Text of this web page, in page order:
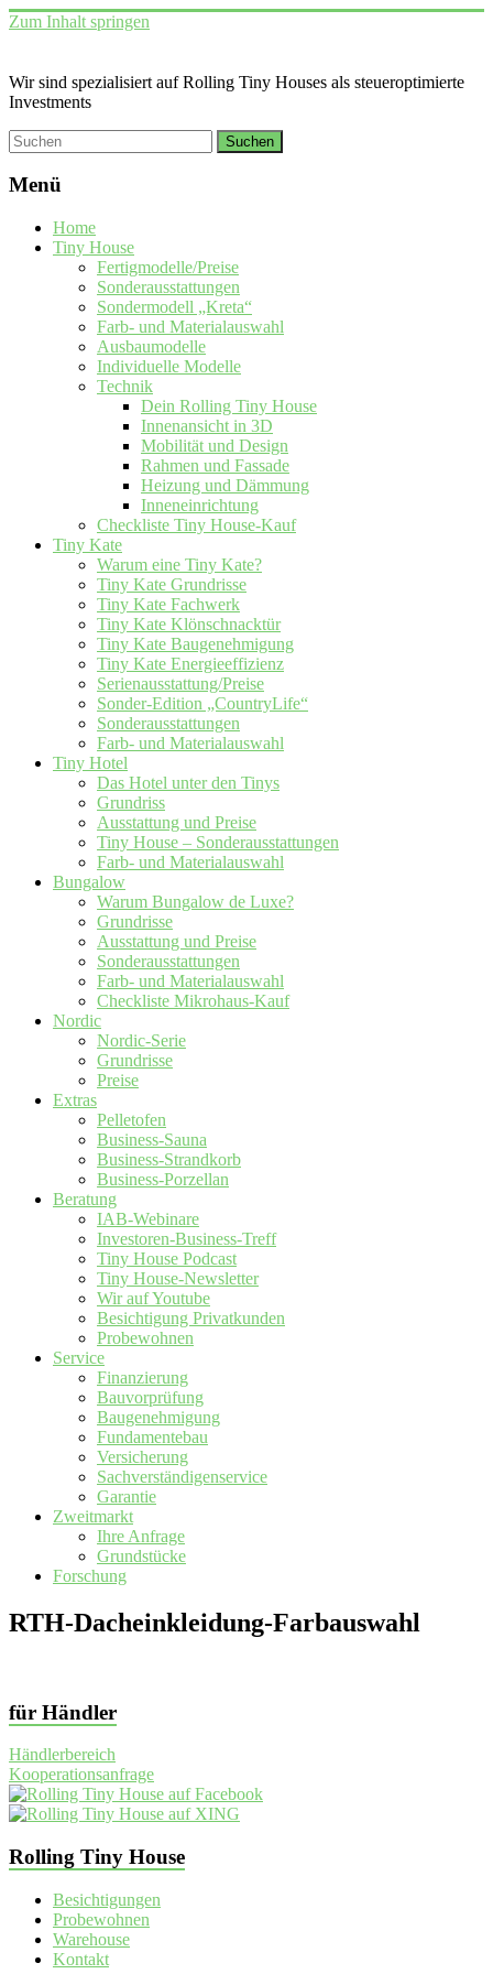
Zum Inhalt springen
Wir sind spezialisiert auf Rolling Tiny Houses als steueroptimierte
Investments
Menü
Home
Tiny House
Fertigmodelle/Preise
Sonderausstattungen
Sondermodell „Kreta“
Farb- und Materialauswahl
Ausbaumodelle
Individuelle Modelle
Technik
Dein Rolling Tiny House
Innenansicht in 3D
Mobilität und Design
Rahmen und Fassade
Heizung und Dämmung
Inneneinrichtung
Checkliste Tiny House-Kauf
Tiny Kate
Warum eine Tiny Kate?
Tiny Kate Grundrisse
Tiny Kate Fachwerk
Tiny Kate Klönschnacktür
Tiny Kate Baugenehmigung
Tiny Kate Energieeffizienz
Serienausstattung/Preise
Sonder-Edition „CountryLife“
Sonderausstattungen
Farb- und Materialauswahl
Tiny Hotel
Das Hotel unter den Tinys
Grundriss
Ausstattung und Preise
Tiny House – Sonderausstattungen
Farb- und Materialauswahl
Bungalow
Warum Bungalow de Luxe?
Grundrisse
Ausstattung und Preise
Sonderausstattungen
Farb- und Materialauswahl
Checkliste Mikrohaus-Kauf
Nordic
Nordic-Serie
Grundrisse
Preise
Extras
Pelletofen
Business-Sauna
Business-Strandkorb
Business-Porzellan
Beratung
IAB-Webinare
Investoren-Business-Treff
Tiny House Podcast
Tiny House-Newsletter
Wir auf Youtube
Besichtigung Privatkunden
Probewohnen
Service
Finanzierung
Bauvorprüfung
Baugenehmigung
Fundamentebau
Versicherung
Sachverständigenservice
Garantie
Zweitmarkt
Ihre Anfrage
Grundstücke
Forschung
RTH-Dacheinkleidung-Farbauswahl
für Händler
Händlerbereich
Kooperationsanfrage
Rolling Tiny House
Besichtigungen
Probewohnen
Warehouse
Kontakt